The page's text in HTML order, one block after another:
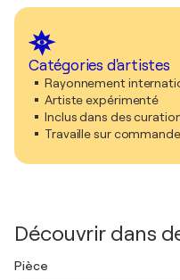
Catégories d'artistes
Rayonnement
Artiste expérimenté
Inclus dans des
Travaille sur commande
Découvrir dans
Pièce